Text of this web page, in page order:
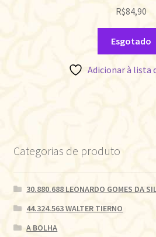
R$84,90
Esgotado
Adicionar à lista
Categorias de produto
30.880.688 LEONARDO GOMES DA
44.324.563 WALTER TIERNO
A BOLHA